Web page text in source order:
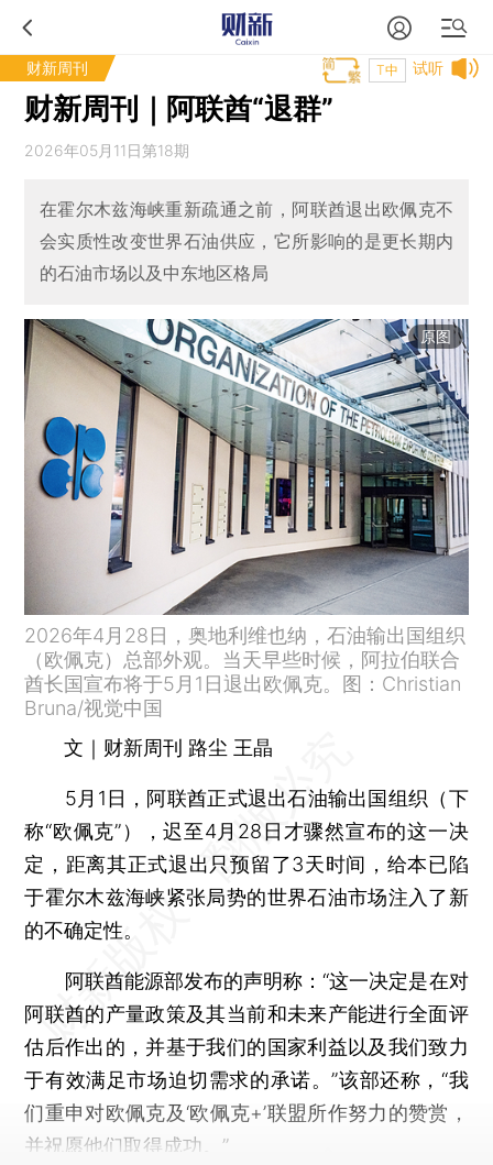
财新周刊 试听
T中
财新周刊｜阿联酋“退群”
2026年05月11日第18期
在霍尔木兹海峡重新疏通之前，阿联酋退出欧佩克不
会实质性改变世界石油供应，它所影响的是更长期内
的石油市场以及中东地区格局
原图
2026年4月28日，奥地利维也纳，石油输出国组织
（欧佩克）总部外观。当天早些时候，阿拉伯联合
酋长国宣布将于5月1日退出欧佩克。图：Christian
Bruna/视觉中国
文｜财新周刊 路尘 王晶
5月1日，阿联酋正式退出石油输出国组织（下
称“欧佩克”），迟至4月28日才骤然宣布的这一决
定，距离其正式退出只预留了3天时间，给本已陷
于霍尔木兹海峡紧张局势的世界石油市场注入了新
的不确定性。
阿联酋能源部发布的声明称：“这一决定是在对
阿联酋的产量政策及其当前和未来产能进行全面评
估后作出的，并基于我们的国家利益以及我们致力
于有效满足市场迫切需求的承诺。”该部还称，“我
们重申对欧佩克及‘欧佩克+’联盟所作努力的赞赏，
并祝愿他们取得成功。”